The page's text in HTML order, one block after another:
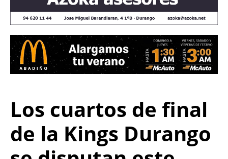
Los cuartos de final
de la Kings Durango